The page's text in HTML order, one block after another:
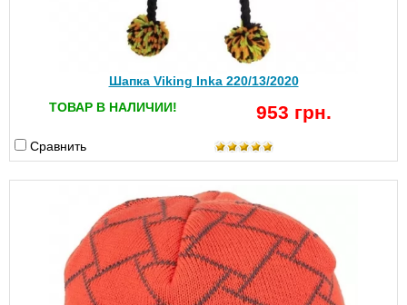
Шапка Viking Inka 220/13/2020
ТОВАР В НАЛИЧИИ!
953 грн.
Сравнить